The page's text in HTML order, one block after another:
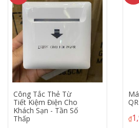
Công Tắc Thẻ Từ
Tiết Kiệm Điện Cho
Khách Sạn - Tần Số
Thấp
₫